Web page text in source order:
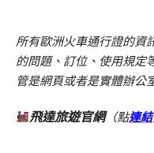
所有歐洲火車通行證的資
的問題、訂位、使用規定
管是網頁或者是實體辦公
飛達旅遊官網（點連結